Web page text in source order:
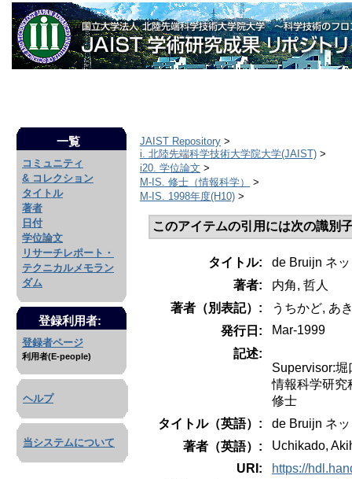
一覧
コミュニティ
& コレクション
タイトル
著者
日付
学位論文
リサーチレポート・
テクニカルメモラン
ダム
登録利用者:
登録者ページ
利用者(E-people)
ヘルプ
当システムについて
JAIST Repository >
i. 北陸先端科学技術大学院大学(JAIST) >
i20. 学位論文 >
M-IS. 修士（情報科学）
>
M-IS. 1998年度(H10) >
このアイテムの引用には次の識別
タイトル:
de Bruijn ネ
著者:
内角, 哲人
著者（別表記）:
うちかど, あ
発行日:
Mar-1999
記述:
Supervisor:堀
情報科学研究
修士
タイトル（英語）:
de Bruijn ネ
著者（英語）:
Uchikado,
URI:
https://